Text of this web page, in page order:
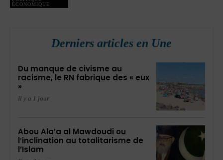
ÉCONOMIQUE
Derniers articles en Une
Du manque de civisme au
racisme, le RN fabrique des « eux
»
Il y a 1 jour
Abou Ala’a al Mawdoudi ou
l’inclination au totalitarisme de
l’Islam